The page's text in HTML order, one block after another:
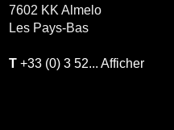
7602 KK Almelo
Les Pays-Bas
T +33 (0) 3 52... Afficher